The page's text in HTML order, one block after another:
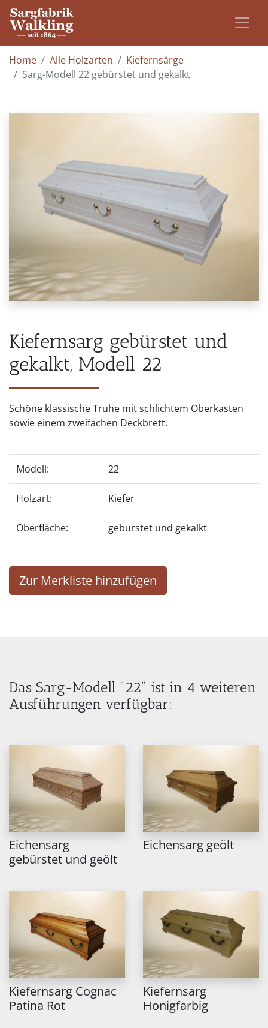
Home Alle Holzarten
Kiefernsärge
Sarg-Modell 22 gebürstet und gekalkt
Kiefernsarg gebürstet und
gekalkt, Modell 22
Schöne klassische Truhe mit schlichtem Oberkasten
sowie einem zweifachen Deckbrett.
Modell: 22
Holzart: Kiefer
Oberfläche: gebürstet und gekalkt
Zur Merkliste hinzufügen
Das Sarg-Modell "22" ist in 4 weiteren
Ausführungen verfügbar:
Eichensarg
gebürstet und geölt
Eichensarg geölt
Kiefernsarg Cognac
Patina Rot
Kiefernsarg
Honigfarbig